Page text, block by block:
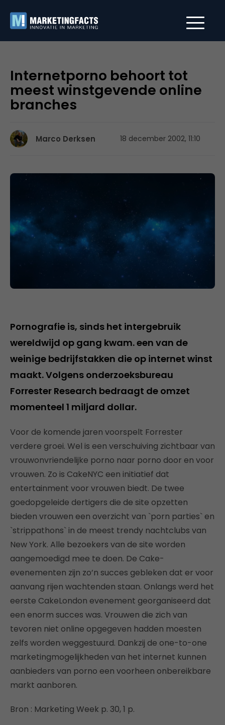
Internetporno behoort tot
meest winstgevende online
branches
Marco Derksen 18 december 2002, 11:10
Pornografie is, sinds het intergebruik
wereldwijd op gang kwam. een van de
weinige bedrijfstakken die op internet winst
maakt. Volgens onderzoeksbureau
Forrester Research bedraagt de omzet
momenteel 1 miljard dollar.
Voor de komende jaren voorspelt Forrester
verdere groei. Wel is een verschuiving zichtbaar van
vrouwonvriendelijke porno naar porno door en voor
vrouwen. Zo is CakeNYC een initiatief dat
entertainment voor vrouwen biedt. De twee
goedopgeleide dertigers die de site opzetten
bieden vrouwen een overzicht van `porn parties` en
`strippathons` in de meest trendy nachtclubs van
New York. Alle bezoekers van de site worden
aangemoedigd mee te doen. De Cake-
evenementen zijn zo’n succes gebleken dat er voor
aanvang rijen wachtenden staan. Onlangs werd het
eerste CakeLondon evenement georganiseerd dat
een enorm succes was. Vrouwen die zich van
tevoren niet online opgegeven hadden moesten
zelfs worden weggestuurd. Dankzij de one-to-one
marketingmogelijkheden van het internet kunnen
aanbieders van porno een voorheen onbereikbare
markt aanboren.
Bron : Marketing Week p. 30, 1 p.